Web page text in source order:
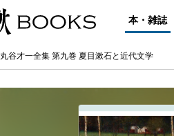
本・雑誌
丸谷才一全集 第九巻 夏目漱石と近代文学